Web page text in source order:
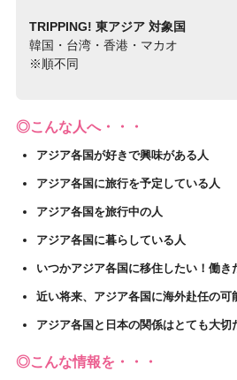
TRIPPING! 東アジア 対象国
韓国・台湾・香港・マカオ
※順不同
◎こんな人へ・・・
アジア各国が好きで興味がある人
アジア各国に旅行を予定している人
アジア各国を旅行中の人
アジア各国に暮らしている人
いつかアジア各国に移住したい！働き
近い将来、アジア各国に海外赴任の可
アジア各国と日本の関係はとても大切
◎こんな情報を・・・